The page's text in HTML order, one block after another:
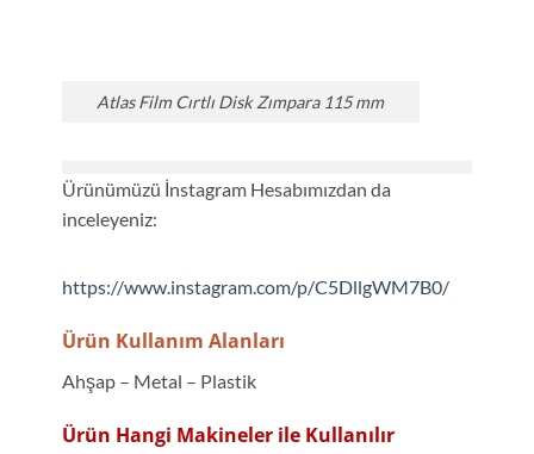
Atlas Film Cırtlı Disk Zımpara 115 mm
Ürünümüzü İnstagram Hesabımızdan da
inceleyeniz:
https://www.instagram.com/p/C5DllgWM7B0/
Ürün Kullanım Alanları
Ahşap – Metal – Plastik
Ürün Hangi Makineler ile Kullanılır